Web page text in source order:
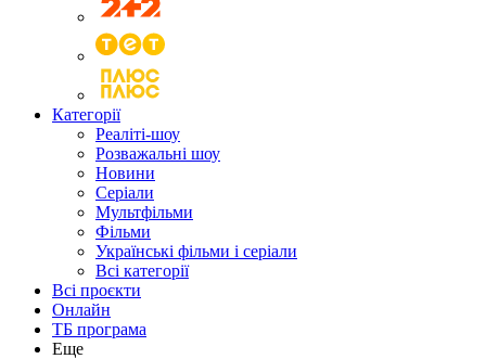
Категорії
Реаліті-шоу
Розважальні шоу
Новини
Серіали
Мультфільми
Фільми
Українські фільми і серіали
Всі категорії
Всі проєкти
Онлайн
ТБ програма
Еще